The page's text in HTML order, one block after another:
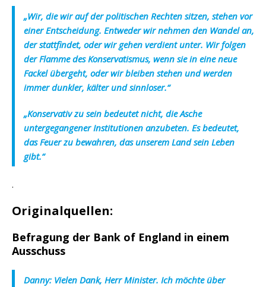
„Wir, die wir auf der politischen Rechten sitzen, stehen vor
einer Entscheidung. Entweder wir nehmen den Wandel an,
der stattfindet, oder wir gehen verdient unter. Wir folgen
der Flamme des Konservatismus, wenn sie in eine neue
Fackel übergeht, oder wir bleiben stehen und werden
immer dunkler, kälter und sinnloser.“
„Konservativ zu sein bedeutet nicht, die Asche
untergegangener Institutionen anzubeten. Es bedeutet,
das Feuer zu bewahren, das unserem Land sein Leben
gibt.“
.
Originalquellen:
Befragung der Bank of England in einem
Ausschuss
Danny: Vielen Dank, Herr Minister. Ich möchte über